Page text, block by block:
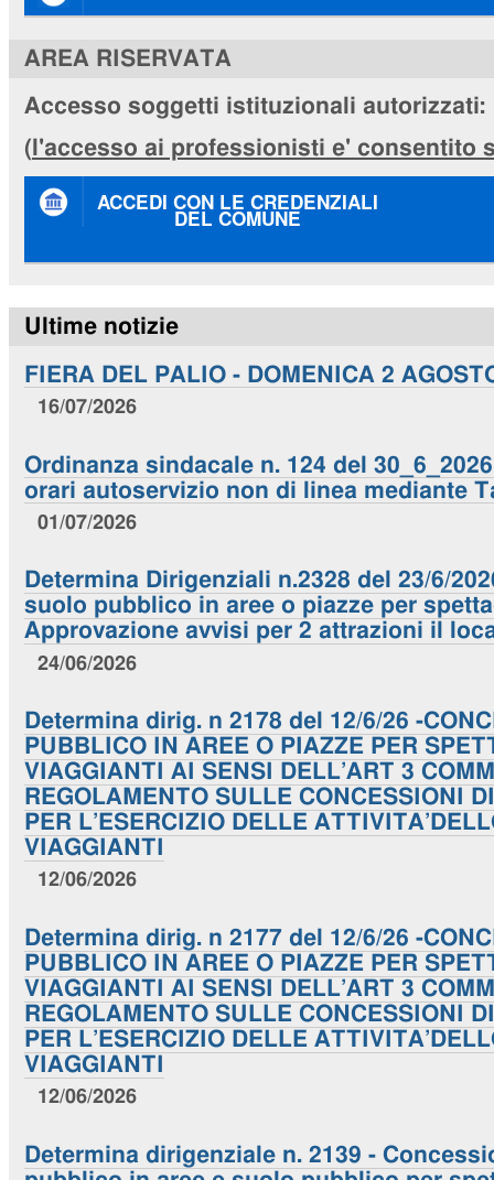
AREA RISERVATA
Accesso soggetti istituzionali autorizzati:
( l'accesso ai professionisti e' consentito
ACCEDI CON LE CREDENZIALI
DEL COMUNE
Ultime notizie
FIERA DEL PALIO - DOMENICA 2
16/07/2026
Ordinanza sindacale n. 124 del
orari autoservizio non di linea mediante
01/07/2026
Determina Dirigenziali n.2328 del 23/6/
suolo pubblico in aree o piazze per
Approvazione avvisi per 2 attrazioni il
24/06/2026
Determina dirig. n 2178 del 12/6/26 -
PUBBLICO IN AREE O PIAZZE PER
VIAGGIANTI AI SENSI DELL’ART 3
REGOLAMENTO SULLE CONCESSIONI
PER L’ESERCIZIO DELLE
VIAGGIANTI
12/06/2026
Determina dirig. n 2177 del 12/6/26 -
PUBBLICO IN AREE O PIAZZE PER
VIAGGIANTI AI SENSI DELL’ART 3
REGOLAMENTO SULLE CONCESSIONI
PER L’ESERCIZIO DELLE
VIAGGIANTI
12/06/2026
Determina dirigenziale n. 2139 -